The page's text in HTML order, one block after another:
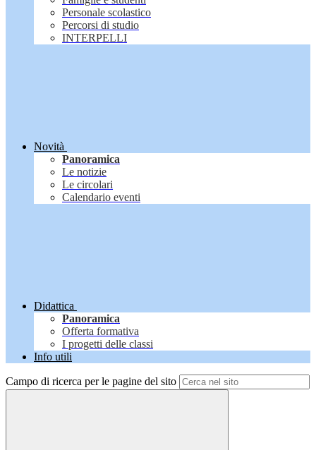
Personale scolastico
Percorsi di studio
INTERPELLI
Novità
Panoramica
Le notizie
Le circolari
Calendario eventi
Didattica
Panoramica
Offerta formativa
I progetti delle classi
Info utili
Campo di ricerca per le pagine del sito